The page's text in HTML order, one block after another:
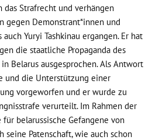
das Strafrecht und verhängen
gegen Demonstrant*innen und
Yuryi Tashkinau ergangen. Er hat
die staatliche Propaganda des
Belarus ausgesprochen. Als Antwort
und die Unterstützung einer
vorgeworfen und er wurde zu
verurteilt. Im Rahmen der
für belarussische Gefangene von
seine Patenschaft, wie auch schon